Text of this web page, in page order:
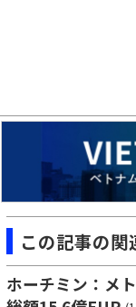
この記事の関
ホーチミン：メ